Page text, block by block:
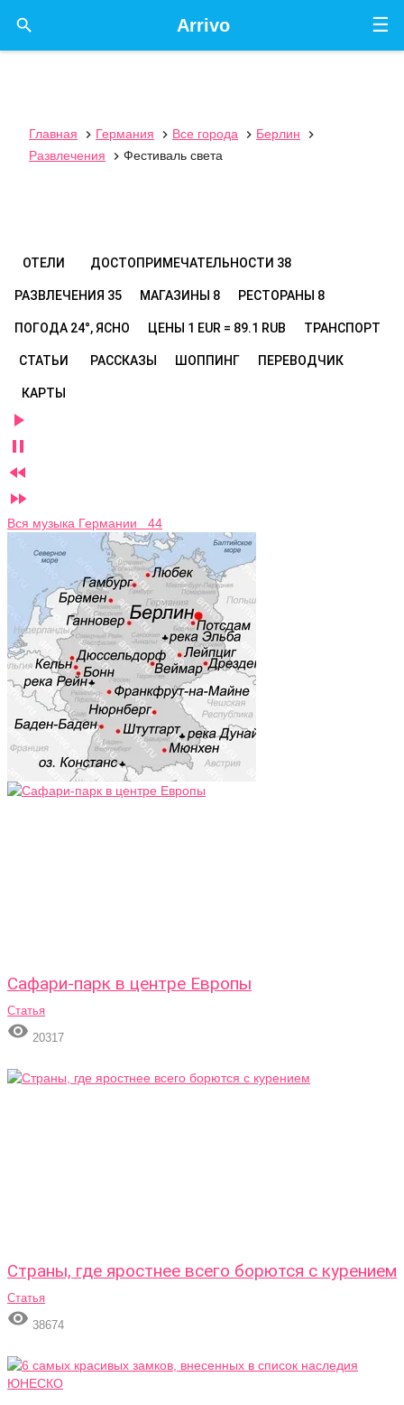
☰
Arrivo

Главная  Германия  Все города  Берлин

Развлечения
 Фестиваль света
ОТЕЛИ ДОСТОПРИМЕЧАТЕЛЬНОСТИ 38
РАЗВЛЕЧЕНИЯ 35 МАГАЗИНЫ 8 РЕСТОРАНЫ 8
ПОГОДА 24°, ЯСНО ЦЕНЫ 1 EUR = 89.1 RUB ТРАНСПОРТ
СТАТЬИ РАССКАЗЫ ШОППИНГ ПЕРЕВОДЧИК
КАРТЫ




Вся музыка Германии 44
Сафари-парк в центре Европы
Статья
 20317
Страны, где яростнее всего борются с курением
Статья
 38674